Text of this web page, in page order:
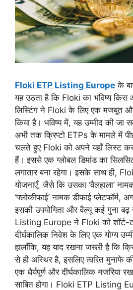
Floki ETP Listing Europe के
यह उठता है कि Floki का भविष्य किस
लिस्टिंग ने Floki के लिए एक मजबूत
किया है। भविष्य में, यह उम्मीद की जा
अभी तक क्रिप्टो ETPs के मामले में
चलते हुए Floki को अपने यहाँ लिस्ट
हैं। इससे एक ग्लोबल डिमांड का
लगातार बना रहेगा। इसके साथ ही,
योजनाएँ, जैसे कि उसका ‘वैलहाला’
‘फ्लोकीफाई’ नामक डीफाई प्लेटफॉर्म,
इसकी उपयोगिता और वैल्यू कई गुना
Listing Europe ने Floki को शॉर्ट-
दीर्घकालिक निवेश के लिए एक योग्य
हालाँकि, यह याद रखना जरूरी है कि
से ही अस्थिर है, इसलिए त्वरित मुनाफे
एक धैर्यपूर्ण और दीर्घकालिक नजरिया
साबित होगा। Floki ETP Listing